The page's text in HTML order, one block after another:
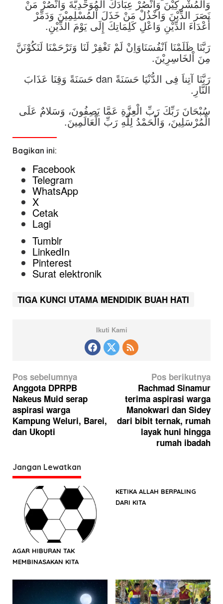
وَاْلمُشْرِكِيْنَ وَانْصُرْ عِبَادَكَ اْلمُوَحِّدِيَّةَ وَانْصُرْ مَنْ
نَصَرَ الدِّيْنَ وَاخْذُلْ مَنْ خَذَلَ اْلمُسْلِمِيْنَ وَدَمِّرْ
أَعْدَاءَ الدِّيْنِ وَاعْلِ كَلِمَاتِكَ إِلَى يَوْمَ الدِّيْنِ.
رَبَّنَا ظَلَمْنَا اَنْفُسَنَاوَاِنْ لَمْ تَغْفِرْ لَنَا وَتَرْحَمْنَا لَنَكُوْنَنَّ
مِنَ اْلخَاسِرِيْنَ.
رَبَّنَا آتِناَ فِى الدُّنْيَا حَسَنَةً dan حَسَنَةً وَقِنَا عَذَابَ
النَّارِ.
سُبْحَانَ رَبِّكَ رَبِّ الْعِزَّةِ عَمَّا يَصِفُونَ، وَسَلامٌ عَلَى
الْمُرْسَلِينَ، وَالْحَمْدُ لِلَّهِ رَبِّ الْعَالَمِينَ.
Bagikan ini:
Facebook
Telegram
WhatsApp
X
Cetak
Lagi
Tumblr
LinkedIn
Pinterest
Surat elektronik
TIGA KUNCI UTAMA MENDIDIK BUAH HATI
Ikuti Kami
N
a
v
i
g
s
i
Pos sebelumnya
Anggota DPRPB
Nakeus Muid serap
aspirasi warga
Kampung Weluri, Barei,
dan Ukopti
Pos berikutnya
Rachmad Sinamur
terima aspirasi warga
Manokwari dan Sidey
dari bibit ternak, rumah
layak huni hingga
rumah ibadah
Jangan Lewatkan
AGAR HIBURAN TAK
MEMBINASAKAN KITA
KETIKA ALLAH BERPALING
DARI KITA